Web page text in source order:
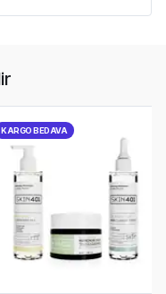
KARGO BEDAVA